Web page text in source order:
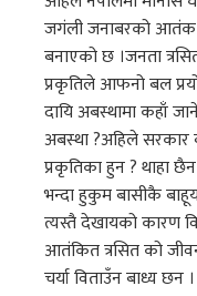
जगंली जनाबरको
बनाएको छ ।जनता
प्रकृतिले आफनो बल
दायि अबस्थामा कहाँ
अबस्था ?अहिले सरकार
प्रकृतिका हुन ? थाहा
भन्दा हुकुम बासीकै
त्यस्तै देखायको कारण
आतंकित त्रसित को
चर्या विताउँन बाध्य छन